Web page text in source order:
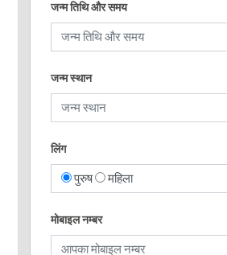
जन्म तिथि और समय
जन्म स्थान
लिंग
पुरुष महिला
मोबाइल नम्बर